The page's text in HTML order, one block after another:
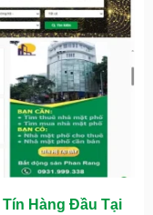
Hàng Đầu Tại